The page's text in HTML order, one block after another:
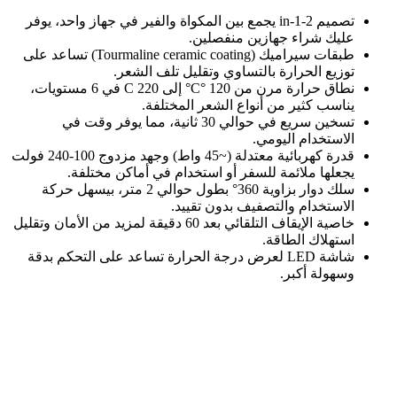
تصميم 2 -in-1
يجمع بين المكواة والفير في جهاز واحد، يوفر
عليك شراء جهازين منفصلين.
طبقات سيراميك (Tourmaline ceramic coating)
تساعد على
توزيع الحرارة بالتساوي وتقليل تلف الشعر .
نطاق حرارة مرن من 120
°C إلى 220 °C
في 6 مستويات،
يناسب كثير من أنواع الشعر المختلفة.
تسخين سريع في حوالي 30 ثانية، مما يوفر وقت في
الاستخدام اليومي.
قدرة كهربائية معتدلة (~45 واط) وجهد مزدوج 100-240 فولت
يجعلها ملائمة للسفر أو استخدام في أماكن مختلفة.
سلك دوار بزاوية 360° بطول حوالي 2 متر، بيسهل حركة
الاستخدام والتصفيف بدون تقييد.
خاصية الإيقاف التلقائي بعد 60 دقيقة لمزيد من الأمان وتقليل
استهلاك الطاقة.
شاشة
لعرض درجة الحرارة تساعد على التحكم بدقة
وسهولة أكبر .